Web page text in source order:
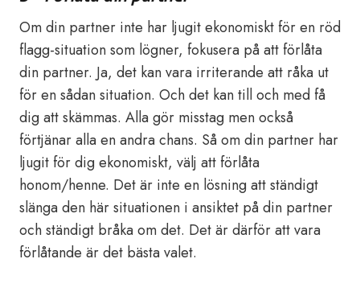
Om din partner inte har ljugit ekonomiskt för en röd
flagg-situation som lögner, fokusera på att förlåta
din partner. Ja, det kan vara irriterande att råka ut
för en sådan situation. Och det kan till och med få
dig att skämmas. Alla gör misstag men också
förtjänar alla en andra chans. Så om din partner har
ljugit för dig ekonomiskt, välj att förlåta
honom/henne. Det är inte en lösning att ständigt
slänga den här situationen i ansiktet på din partner
och ständigt bråka om det. Det är därför att vara
förlåtande är det bästa valet.